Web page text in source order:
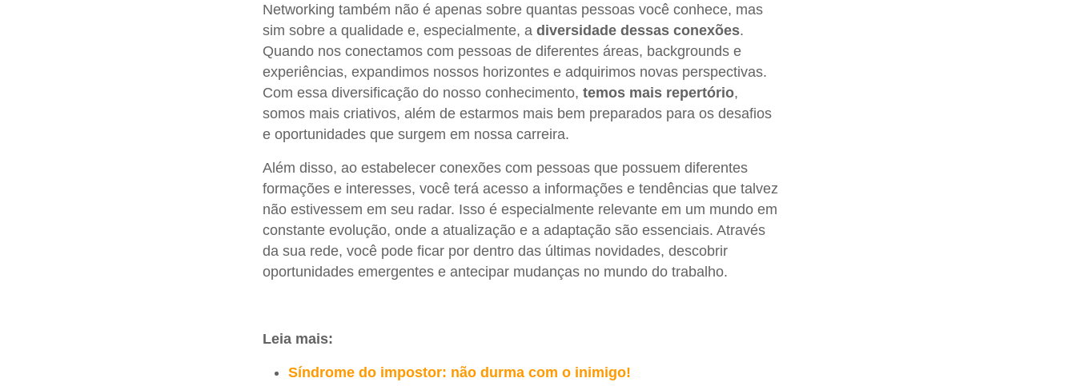
Networking também não é apenas sobre quantas pessoas você conhece, mas
sim sobre a qualidade e, especialmente, a diversidade dessas conexões.
Quando nos conectamos com pessoas de diferentes áreas, backgrounds e
experiências, expandimos nossos horizontes e adquirimos novas perspectivas.
Com essa diversificação do nosso conhecimento, temos mais repertório,
somos mais criativos, além de estarmos mais bem preparados para os desafios
e oportunidades que surgem em nossa carreira.
Além disso, ao estabelecer conexões com pessoas que possuem diferentes
formações e interesses, você terá acesso a informações e tendências que talvez
não estivessem em seu radar. Isso é especialmente relevante em um mundo em
constante evolução, onde a atualização e a adaptação são essenciais. Através
da sua rede, você pode ficar por dentro das últimas novidades, descobrir
oportunidades emergentes e antecipar mudanças no mundo do trabalho.
Leia mais:
Síndrome do impostor: não durma com o inimigo!